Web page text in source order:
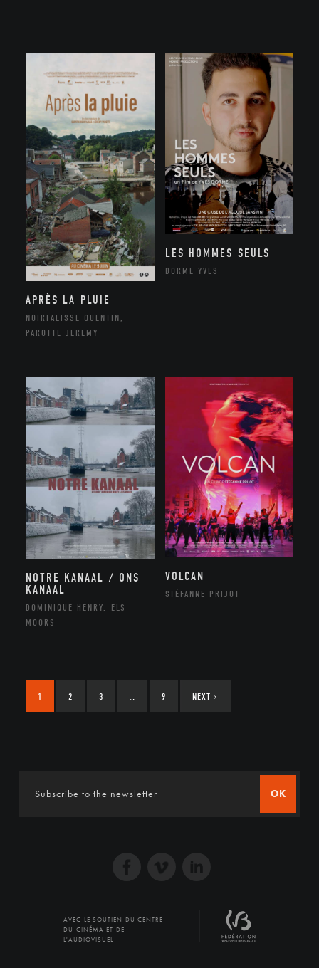
APRÈS LA PLUIE
NOIRFALISSE QUENTIN,
PAROTTE JEREMY
LES HOMMES SEULS
DORME YVES
NOTRE KANAAL / ONS
KANAAL
DOMINIQUE HENRY, ELS
MOORS
VOLCAN
STÉFANNE PRIJOT
1 2 3 9 NEXT ›
OK
AVEC LE SOUTIEN DU CENTRE
DU CINÉMA ET DE
L'AUDIOVISUEL